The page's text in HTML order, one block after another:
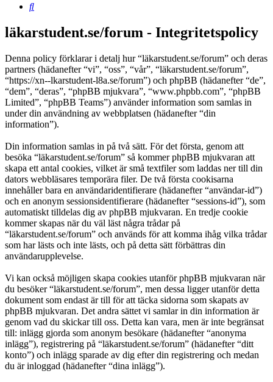
Sök
läkarstudent.se/forum - Integritetspolicy
Denna policy förklarar i detalj hur “läkarstudent.se/forum” och deras
partners (hädanefter “vi”, “oss”, “vår”, “läkarstudent.se/forum”,
“https://xn--lkarstudent-l8a.se/forum”) och phpBB (hädanefter “de”,
“dem”, “deras”, “phpBB mjukvara”, “www.phpbb.com”, “phpBB
Limited”, “phpBB Teams”) använder information som samlas in
under din användning av webbplatsen (hädanefter “din
information”).
Din information samlas in på två sätt. För det första, genom att
besöka “läkarstudent.se/forum” så kommer phpBB mjukvaran att
skapa ett antal cookies, vilket är små textfiler som laddas ner till din
dators webbläsares temporära filer. De två första cookisarna
innehåller bara en användaridentifierare (hädanefter “användar-id”)
och en anonym sessionsidentifierare (hädanefter “sessions-id”), som
automatiskt tilldelas dig av phpBB mjukvaran. En tredje cookie
kommer skapas när du väl läst några trådar på
“läkarstudent.se/forum” och används för att komma ihåg vilka trådar
som har lästs och inte lästs, och på detta sätt förbättras din
användarupplevelse.
Vi kan också möjligen skapa cookies utanför phpBB mjukvaran när
du besöker “läkarstudent.se/forum”, men dessa ligger utanför detta
dokument som endast är till för att täcka sidorna som skapats av
phpBB mjukvaran. Det andra sättet vi samlar in din information är
genom vad du skickar till oss. Detta kan vara, men är inte begränsat
till: inlägg gjorda som anonym besökare (hädanefter “anonyma
inlägg”), registrering på “läkarstudent.se/forum” (hädanefter “ditt
konto”) och inlägg sparade av dig efter din registrering och medan
du är inloggad (hädanefter “dina inlägg”).